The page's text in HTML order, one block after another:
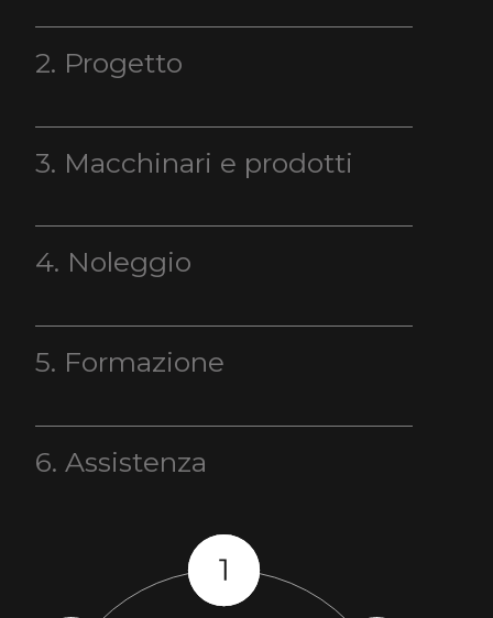
2. Progetto
3. Macchinari e prodotti
4. Noleggio
5. Formazione
6. Assistenza